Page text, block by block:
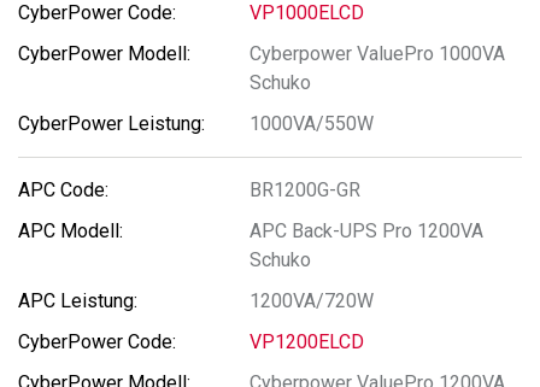
VP1000ELCD
Cyberpower ValuePro 1000VA
Schuko
1000VA/550W
BR1200G-GR
APC Back-UPS Pro 1200VA
Schuko
1200VA/720W
VP1200ELCD